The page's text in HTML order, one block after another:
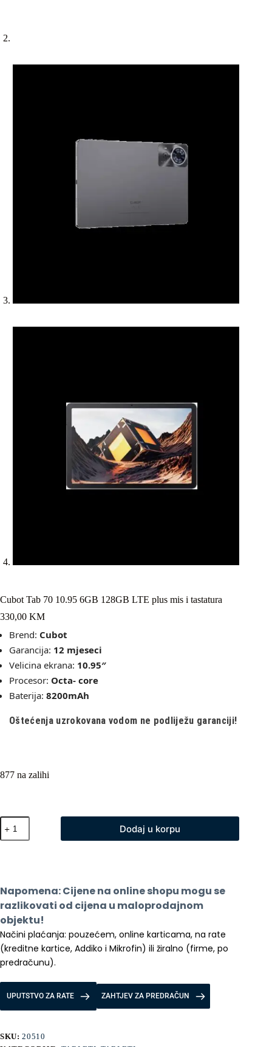
Cubot Tab 70 10.95 6GB 128GB LTE plus mis i tastatura
330,00 KM
Brend: Cubot
Garancija: 12 mjeseci
Velicina ekrana: 10.95″
Procesor: Octa- core
Baterija: 8200mAh
Oštećenja uzrokovana vodom ne podliježu garanciji!
877 na zalihi
Cubot
Tab
70
plus
mis
tastatura
količina
Dodaj u korpu
Napomena: Cijene na online shopu mogu se
razlikovati od cijena u maloprodajnom
objektu!
Načini plaćanja: pouzećem, online karticama, na rate
(kreditne kartice, Addiko i Mikrofin) ili žiralno (firme, po
predračunu).
UPUTSTVO ZA RATE ZAHTJEV ZA PREDRAČUN
SKU:20510